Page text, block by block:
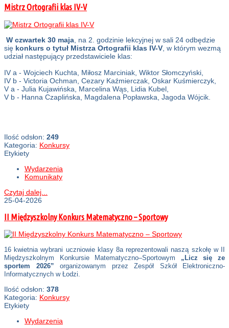
Mistrz Ortografii klas IV-V
W czwartek 30 maja , na 2. godzinie lekcyjnej w sali 24 odbędzie
się konkurs o tytuł Mistrza Ortografii klas IV-V , w którym wezmą
udział następujący przedstawiciele klas:
IV a - Wojciech Kuchta, Miłosz Marciniak, Wiktor Słomczyński,
IV b - Victoria Ochman, Cezary Kaźmierczak, Oskar Kuśmierczyk,
V a - Julia Kujawińska, Marcelina Wąs, Lidia Kubel,
V b - Hanna Czaplińska, Magdalena Popławska, Jagoda Wójcik.
Ilość odsłon: 249
Kategoria: Konkursy
Etykiety
Wydarzenia
Komunikaty
Czytaj dalej...
25-04-2026
II Międzyszkolny Konkurs Matematyczno – Sportowy
16 kwietnia wybrani uczniowie klasy 8a reprezentowali naszą szkołę w II
Międzyszkolnym Konkursie Matematyczno–Sportowym „Licz się ze
sportem 2026” organizowanym przez Zespół Szkół Elektroniczno-
Informatycznych w Łodzi.
Ilość odsłon: 378
Kategoria: Konkursy
Etykiety
Wydarzenia